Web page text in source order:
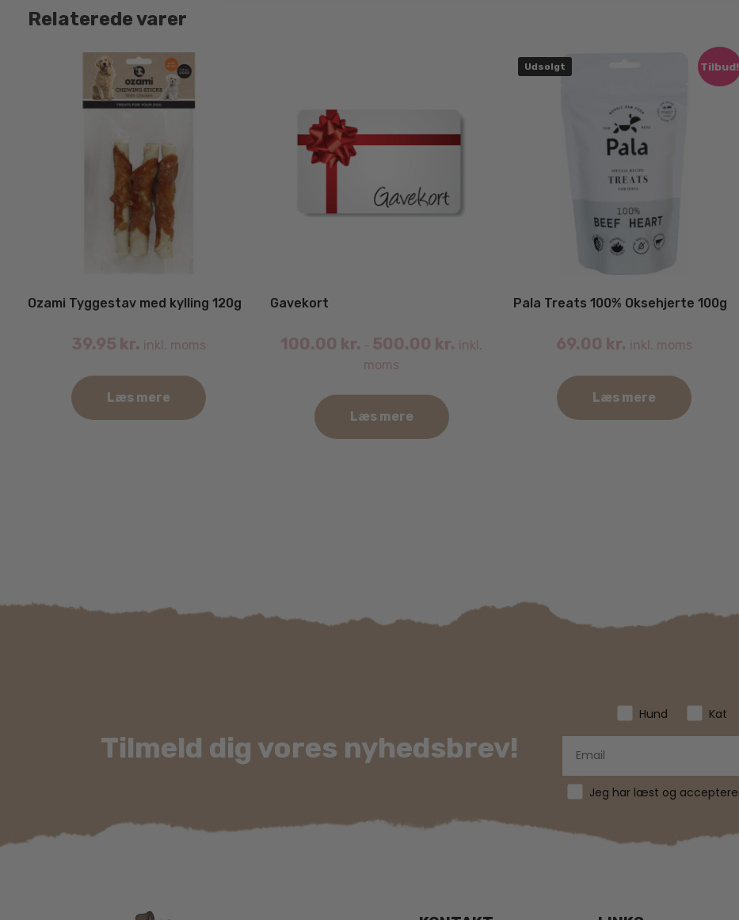
Relaterede varer
Ozami Tyggestav med kylling 120g
39.95 kr. inkl. moms
Læs mere
Gavekort
100.00 kr. – 500.00 kr. inkl.
moms
Læs mere
Tilbud!
Udsolgt
Pala Treats 100% Oksehjerte 100g
69.00 kr. inkl. moms
Læs mere
Tilmeld dig vores nyhedsbrev!
Hund Kat
Jeg har læst og